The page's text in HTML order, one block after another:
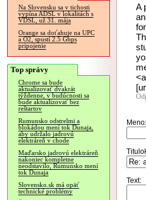
Na Slovensku sa v tichosti
vypína ADSL v lokalitách s
VDSL, už 31. mája
Orange sa doťahuje na UPC
a O2, spustí 2.5 Gbps
pripojenie
Top správy
Chrome sa bude
aktualizovať dvakrát
týždenne, v budúcnosti sa
bude aktualizovať bez
reštartov
Rumunsko odstrelmi a
blokádou mení tok Dunaja,
aby udržalo jadrovú
elektráreň v chode
Maďarsko jadrovú elektráreň
nakoniec kompletne
neodstavilo, Rumunsko mení
tok Dunaja
Slovensko.sk má opäť
technické problémy
A
Meno:
Text: